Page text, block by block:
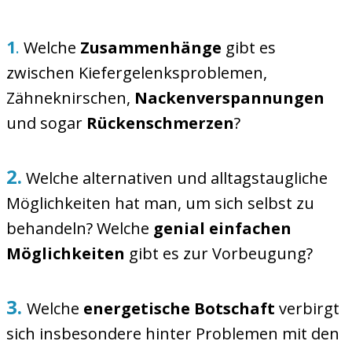
1. Welche Zusammenhänge gibt es
zwischen Kiefergelenksproblemen,
Zähneknirschen, Nackenverspannungen
und sogar Rückenschmerzen?
2. Welche alternativen und alltagstaugliche
Möglichkeiten hat man, um sich selbst zu
behandeln? Welche genial einfachen
Möglichkeiten gibt es zur Vorbeugung?
3. Welche energetische Botschaft verbirgt
sich insbesondere hinter Problemen mit den